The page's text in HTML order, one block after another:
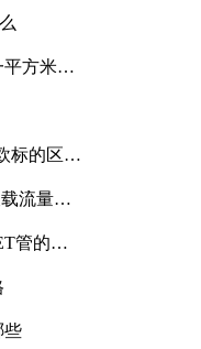
方米能
标的区别
流量解
管的合
些